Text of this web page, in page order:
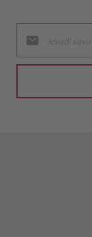
jaunumu
saņemšanai: